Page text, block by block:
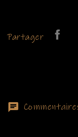
Partager